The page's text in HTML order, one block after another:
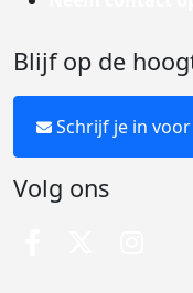
Blijf op de
Schrijf je in
Volg ons